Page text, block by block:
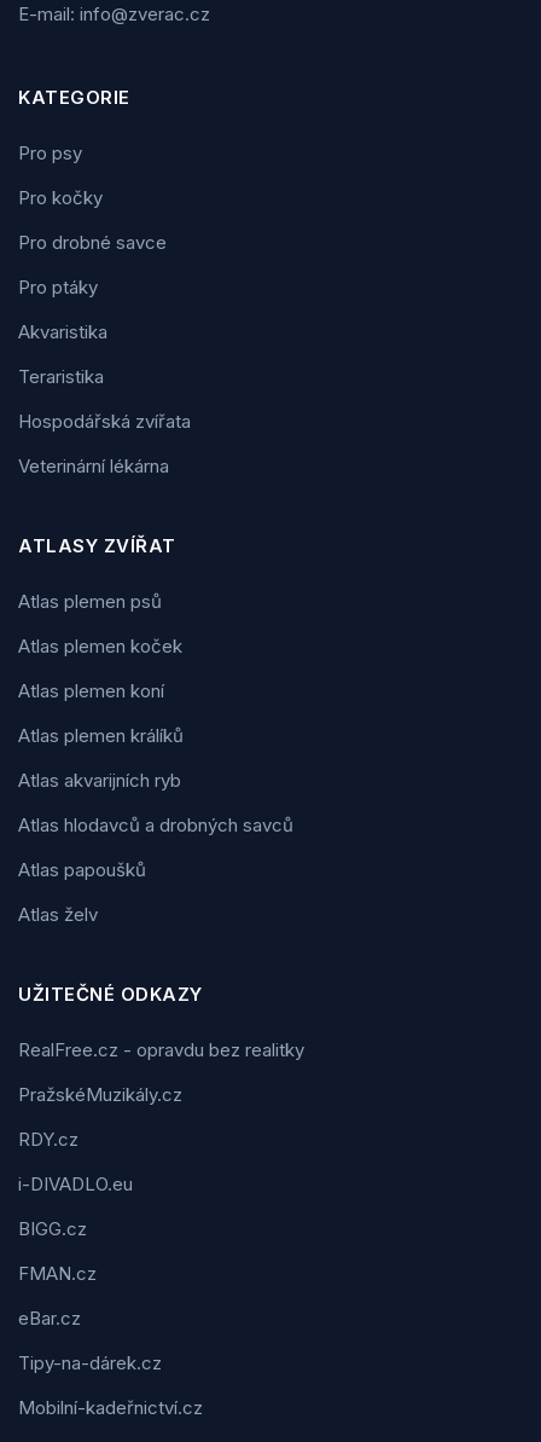
E-mail: info@zverac.cz
KATEGORIE
Pro psy
Pro kočky
Pro drobné savce
Pro ptáky
Akvaristika
Teraristika
Hospodářská zvířata
Veterinární lékárna
ATLASY ZVÍŘAT
Atlas plemen psů
Atlas plemen koček
Atlas plemen koní
Atlas plemen králíků
Atlas akvarijních ryb
Atlas hlodavců a drobných savců
Atlas papoušků
Atlas želv
UŽITEČNÉ ODKAZY
RealFree.cz - opravdu bez realitky
PražskéMuzikály.cz
RDY.cz
i-DIVADLO.eu
BIGG.cz
FMAN.cz
eBar.cz
Tipy-na-dárek.cz
Mobilní-kadeřnictví.cz